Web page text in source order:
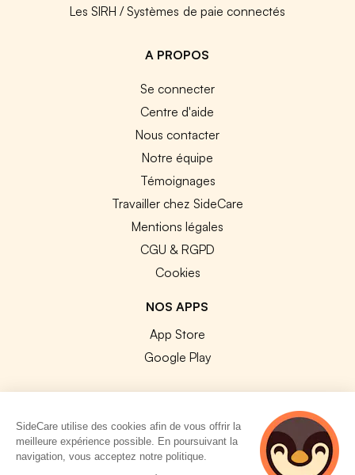
Les SIRH / Systèmes de paie connectés
A PROPOS
Se connecter
Centre d'aide
Nous contacter
Notre équipe
Témoignages
Travailler chez SideCare
Mentions légales
CGU & RGPD
Cookies
NOS APPS
App Store
Google Play
© 2026 SideCare. Tous droits réservés.
SideCare utilise des cookies afin de vous offrir la
meilleure expérience possible. En poursuivant la
navigation, vous acceptez notre politique.